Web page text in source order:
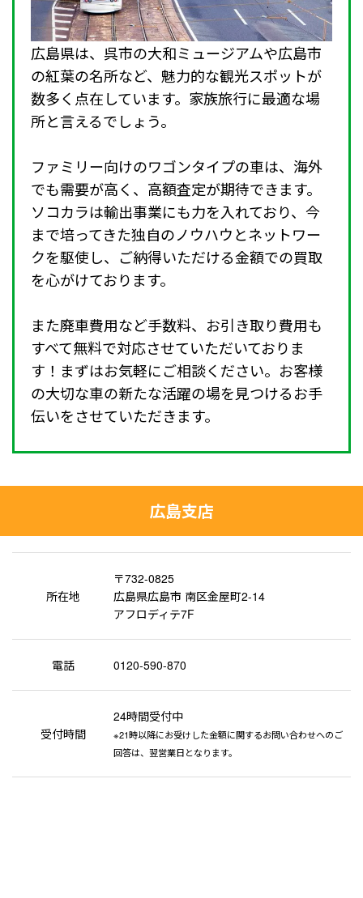
広島県は、呉市の大和ミュージアムや広島市
の紅葉の名所など、魅力的な観光スポットが
数多く点在しています。家族旅行に最適な場
所と言えるでしょう。
ファミリー向けのワゴンタイプの車は、海外
でも需要が高く、高額査定が期待できます。
ソコカラは輸出事業にも力を入れており、今
まで培ってきた独自のノウハウとネットワー
クを駆使し、ご納得いただける金額での買取
を心がけております。
また廃車費用など手数料、お引き取り費用も
すべて無料で対応させていただいておりま
す！まずはお気軽にご相談ください。お客様
の大切な車の新たな活躍の場を見つけるお手
伝いをさせていただきます。
広島支店
所在地
〒732-0825
広島県広島市 南区金屋町2-14
アフロディテ7F
電話 0120-590-870
受付時間
24時間受付中
※21時以降にお受けした金額に関するお問い合わせへのご
回答は、翌営業日となります。